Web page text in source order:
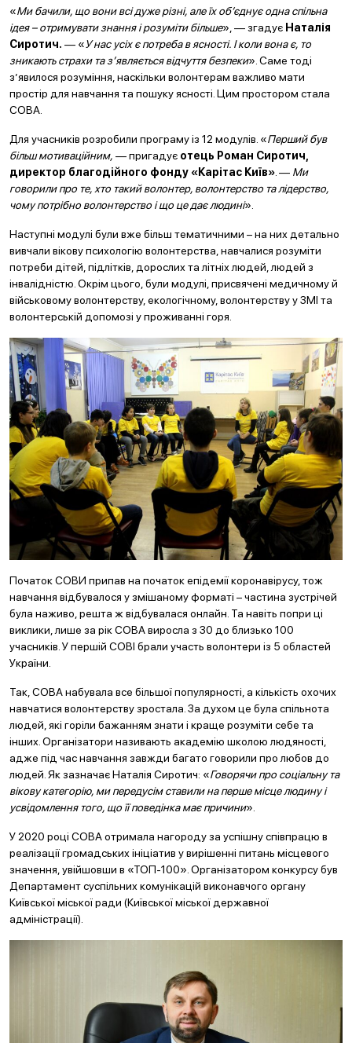
«Ми бачили, що вони всі дуже різні, але їх об’єднує одна спільна
ідея – отримувати знання і розуміти більше», — згадує Наталія
Сиротич. — «У нас усіх є потреба в ясності. І коли вона є, то
зникають страхи та з’являється відчуття безпеки». Саме тоді
з’явилося розуміння, наскільки волонтерам важливо мати
простір для навчання та пошуку ясності. Цим простором стала
СОВА.
Для учасників розробили програму із 12 модулів. «Перший був
більш мотиваційним, — пригадує отець Роман Сиротич,
директор благодійного фонду «Карітас Київ» . — Ми
говорили про те, хто такий волонтер, волонтерство та лідерство,
чому потрібно волонтерство і що це дає людині».
Наступні модулі були вже більш тематичними – на них детально
вивчали вікову психологію волонтерства, навчалися розуміти
потреби дітей, підлітків, дорослих та літніх людей, людей з
інвалідністю. Окрім цього, були модулі, присвячені медичному й
військовому волонтерству, екологічному, волонтерству у ЗМІ та
волонтерській допомозі у проживанні горя.
Початок СОВИ припав на початок епідемії коронавірусу, тож
навчання відбувалося у змішаному форматі – частина зустрічей
була наживо, решта ж відбувалася онлайн. Та навіть попри ці
виклики, лише за рік СОВА виросла з 30 до близько 100
учасників. У першій СОВІ брали участь волонтери із 5 областей
України.
Так, СОВА набувала все більшої популярності, а кількість охочих
навчатися волонтерству зростала. За духом це була спільнота
людей, які горіли бажанням знати і краще розуміти себе та
інших. Організатори називають академію школою людяності,
адже під час навчання завжди багато говорили про любов до
людей. Як зазначає Наталія Сиротич: «Говорячи про соціальну та
вікову категорію, ми передусім ставили на перше місце людину і
усвідомлення того, що її поведінка має причини».
У 2020 році СОВА отримала нагороду за успішну співпрацю в
реалізації громадських ініціатив у вирішенні питань місцевого
значення, увійшовши в «ТОП-100». Організатором конкурсу був
Департамент суспільних комунікацій виконавчого органу
Київської міської ради (Київської міської державної
адміністрації).